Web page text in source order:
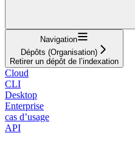
Navigation
Dépôts (Organisation)
Retirer un dépôt de l’indexation
Cloud
CLI
Desktop
Enterprise
cas d’usage
API